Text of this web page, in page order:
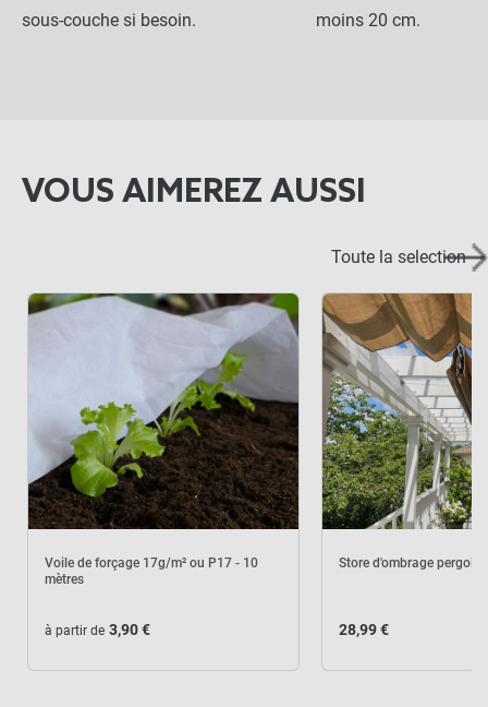
sous-couche si besoin.
moins 20 cm.
VOUS AIMEREZ AUSSI
Toute la selection
Voile de forçage 17g/m² ou P17 - 10
mètres
à partir de 3,90 €
Store d'ombrage pergola
28,99 €